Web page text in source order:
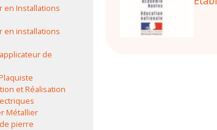
en Installations
en installations
de
et Réalisation
Métallier
pierre